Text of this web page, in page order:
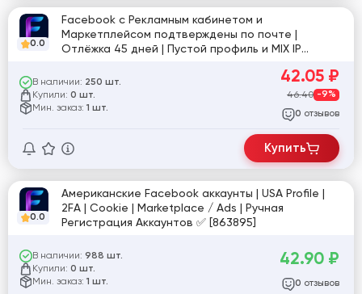
0.0
Facebook с Рекламным кабинетом и
Маркетплейсом подтверждены по почте |
Отлёжка 45 дней | Пустой профиль и MIX IP
В наличии: 250 шт.
Купили: 0 шт.
Мин. заказ: 1 шт.
42.05 ₽
46.40 -9%
0 отзывов
Купить
0.0
Американские Facebook аккаунты | USA Profile |
2FA | Cookie | Marketplace / Ads | Ручная
Регистрация Аккаунтов ✅ [863895]
В наличии: 988 шт.
Купили: 0 шт.
Мин. заказ: 1 шт.
42.90 ₽
0 отзывов